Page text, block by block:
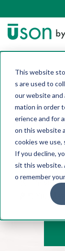
This website
s are used to
our website and
mation in order
erience and for
on this website
cookies we use,
If you decline,
sit this website.
o remember
我们帮助公
高昂的机械